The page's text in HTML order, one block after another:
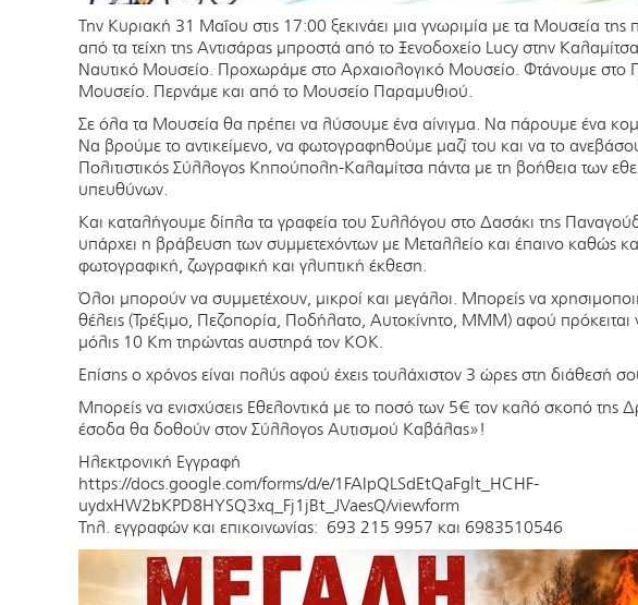
Την Κυριακή 31 Μαΐου στις 17:00 ξεκινάει μια γνωριμία με τα Μουσεία της
από τα τείχη της Αντισάρας μπροστά από το Ξενοδοχείο Lucy στην
Ναυτικό Μουσείο. Προχωράμε στο Αρχαιολογικό Μουσείο. Φτάνουμε στο
Μουσείο. Περνάμε και από το Μουσείο Παραμυθιού.
Σε όλα τα Μουσεία θα πρέπει να λύσουμε ένα αίνιγμα. Να πάρουμε ένα
Να βρούμε το αντικείμενο, να φωτογραφηθούμε μαζί του και να το
Πολιτιστικός Σύλλογος Κηπούπολη-Καλαμίτσα πάντα με τη βοήθεια των
υπευθύνων.
Και καταλήγουμε δίπλα τα γραφεία του Συλλόγου στο Δασάκι της
υπάρχει η βράβευση των συμμετεχόντων με Μεταλλείο και έπαινο καθώς
φωτογραφική, ζωγραφική και γλυπτική έκθεση.
Όλοι μπορούν να συμμετέχουν, μικροί και μεγάλοι. Μπορείς να
θέλεις (Τρέξιμο, Πεζοπορία, Ποδήλατο, Αυτοκίνητο, ΜΜΜ) αφού πρόκειται
μόλις 10 Km τηρώντας αυστηρά τον ΚΟΚ.
Επίσης ο χρόνος είναι πολύς αφού έχεις τουλάχιστον 3 ώρες στη διάθεσή
Μπορείς να ενισχύσεις Εθελοντικά με το ποσό των 5€ τον καλό σκοπό της
έσοδα θα δοθούν στον Σύλλογος Αυτισμού Καβάλας»!
Ηλεκτρονική Εγγραφή
https://docs.google.com/forms/d/e/1FAIpQLSdEtQaFglt_HCHF-
uydxHW2bKPD8HYSQ3xq_Fj1jBt_JVaesQ/viewform
Τηλ. εγγραφών και επικοινωνίας: 693 215 9957 και 6983510546